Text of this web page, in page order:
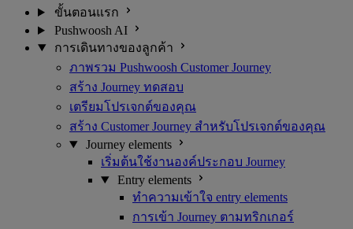
ขั้นตอนแรก
Pushwoosh AI
การเดินทางของลูกค้า
ภาพรวม Pushwoosh Customer Journey
สร้าง Journey ทดสอบ
เตรียมโปรเจกต์ของคุณ
สร้าง Customer Journey สำหรับโปรเจกต์ของคุณ
Journey elements
เริ่มต้นใช้งานองค์ประกอบ Journey
Entry elements
ทำความเข้าใจ entry elements
การเข้า Journey ตามทริกเกอร์